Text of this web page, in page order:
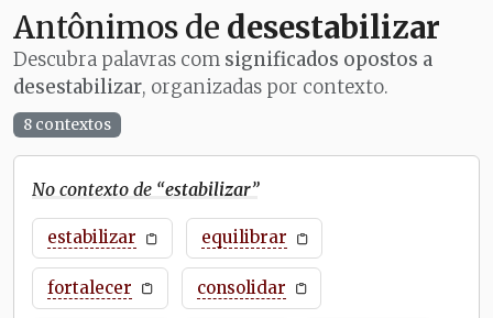
Antônimos de desestabilizar
Descubra palavras com significados opostos a
desestabilizar, organizadas por contexto.
8 contextos
No contexto de “estabilizar”
estabilizar equilibrar
fortalecer consolidar